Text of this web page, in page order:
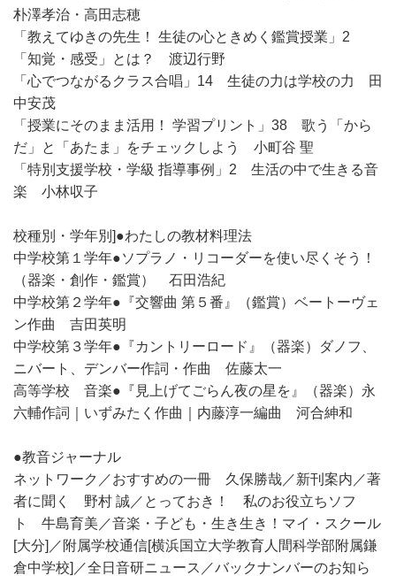
朴澤孝治・高田志穂
「教えてゆきの先生！ 生徒の心ときめく鑑賞授業」2
「知覚・感受」とは？ 渡辺行野
「心でつながるクラス合唱」14 生徒の力は学校の力 田
中安茂
「授業にそのまま活用！ 学習プリント」38 歌う「から
だ」と「あたま」をチェックしよう 小町谷 聖
「特別支援学校・学級 指導事例」2 生活の中で生きる音
楽 小林収子
校種別・学年別]●わたしの教材料理法
中学校第１学年●ソプラノ・リコーダーを使い尽くそう！
（器楽・創作・鑑賞） 石田浩紀
中学校第２学年●『交響曲 第５番』（鑑賞）ベートーヴェ
ン作曲 吉田英明
中学校第３学年●『カントリーロード』（器楽）ダノフ、
ニバート、デンバー作詞・作曲 佐藤太一
高等学校 音楽●『見上げてごらん夜の星を』（器楽）永
六輔作詞｜いずみたく作曲｜内藤淳一編曲 河合紳和
●教音ジャーナル
ネットワーク／おすすめの一冊 久保勝哉／新刊案内／著
者に聞く 野村 誠／とっておき！ 私のお役立ちソフ
ト 牛島育美／音楽・子ども・生き生き！マイ・スクール
[大分]／附属学校通信[横浜国立大学教育人間科学部附属鎌
倉中学校]／全日音研ニュース／バックナンバーのお知ら